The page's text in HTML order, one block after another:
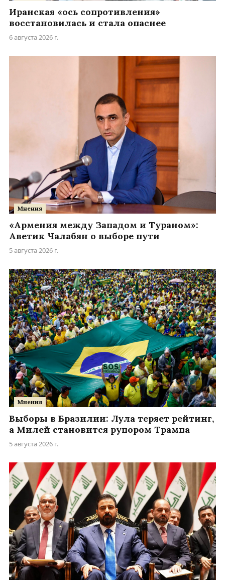
Иранская «ось сопротивления»
восстановилась и стала опаснее
6 августа 2026 г.
Мнения
«Армения между Западом и Тураном»:
Аветик Чалабян о выборе пути
5 августа 2026 г.
Мнения
Выборы в Бразилии: Лула теряет рейтинг,
а Милей становится рупором Трампа
5 августа 2026 г.